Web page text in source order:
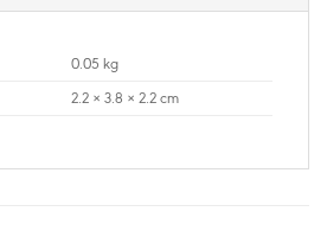
0.05 kg
2.2 × 3.8 × 2.2 cm